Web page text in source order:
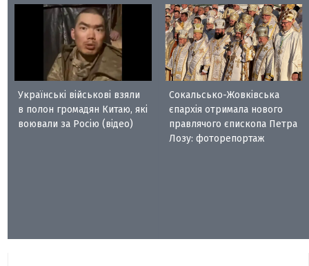
Українські військові взяли
в полон громадян Китаю, які
воювали за Росію (відео)
Сокальсько-Жовківська
єпархія отримала нового
правлячого єпископа Петра
Лозу: фоторепортаж